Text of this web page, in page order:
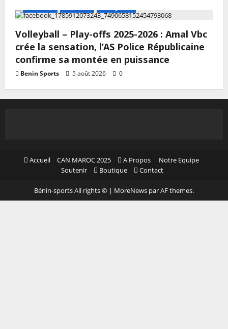
Volleyball – Play-offs 2025-2026 : Amal Vbc
crée la sensation, l’AS Police Républicaine
confirme sa montée en puissance
Benin Sports 5 août 2026 0
Accueil CAN MAROC 2025 A Propos
Notre Equipe
Soutenir
Boutique Contact
Bénin-sports All rights © | MoreNews par AF themes.